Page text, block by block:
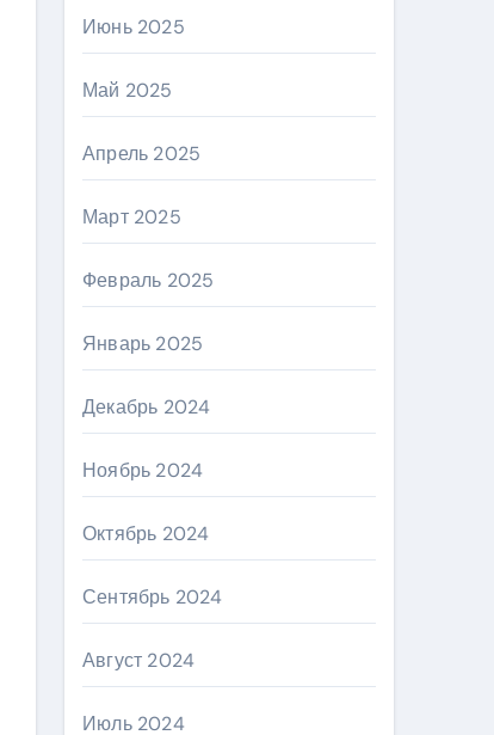
Июнь 2025
Май 2025
Апрель 2025
Март 2025
Февраль 2025
Январь 2025
Декабрь 2024
Ноябрь 2024
Октябрь 2024
Сентябрь 2024
Август 2024
Июль 2024